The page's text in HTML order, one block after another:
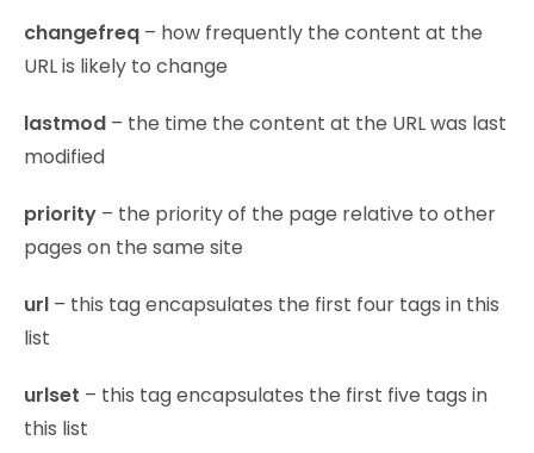
changefreq – how frequently the content at the
URL is likely to change
lastmod – the time the content at the URL was last
modified
priority – the priority of the page relative to other
pages on the same site
url – this tag encapsulates the first four tags in this
list
urlset – this tag encapsulates the first five tags in
this list